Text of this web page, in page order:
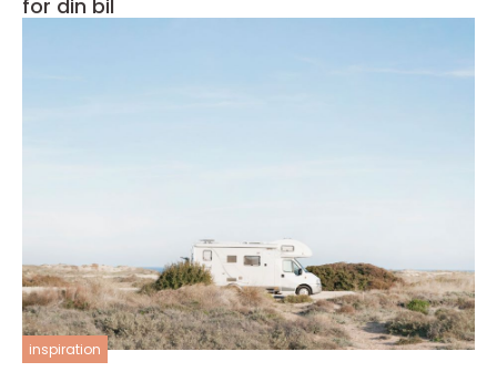
for din bil
inspiration